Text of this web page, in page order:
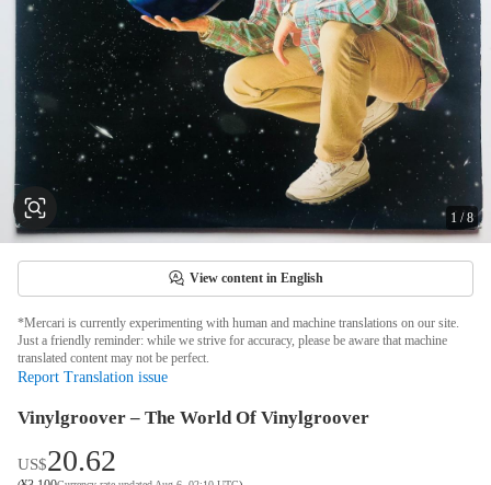
1 /8
View content in English
*Mercari is currently experimenting with human and machine translations on our site.
Just a friendly reminder: while we strive for accuracy, please be aware that machine
translated content may not be perfect.
Report Translation issue
Vinylgroover – The World Of Vinylgroover
US$20.62